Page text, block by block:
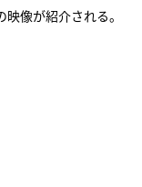
像が紹介される。